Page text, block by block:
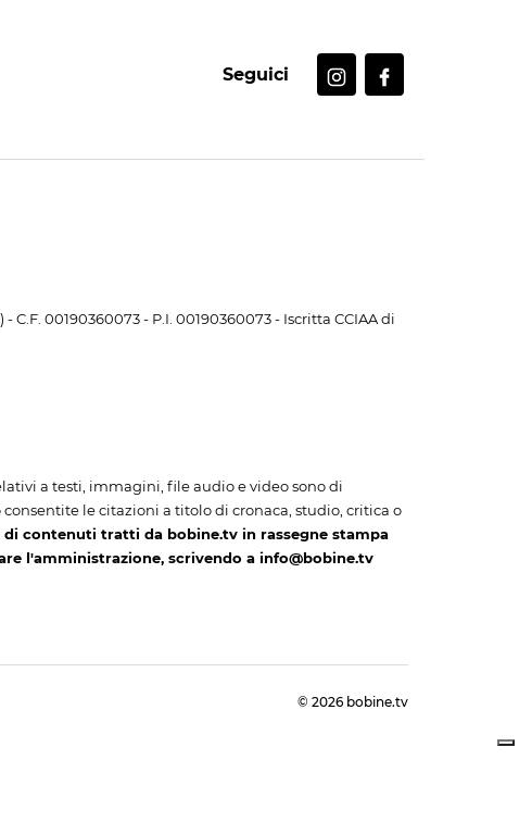
Seguici
00190360073 - P.I. 00190360073 - Iscritta CCIAA di
a testi, immagini, file audio e video sono di
le citazioni a titolo di cronaca, studio, critica o
contenuti tratti da bobine.tv in rassegne stampa
l'amministrazione, scrivendo a info@bobine.tv
© 2026 bobine.tv